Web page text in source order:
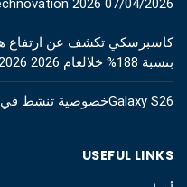
2026 07/04/2026
بنسبة 188% خلالعام 2026
Galaxy S26خصوصية تنشط في اللحظة المناسبة
USEFUL LINKS